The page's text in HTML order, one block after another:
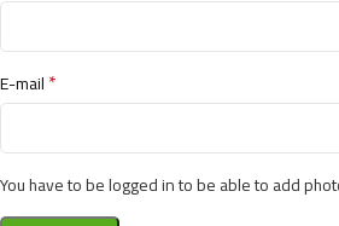
E-mail*
You have to be logged in to be able to add